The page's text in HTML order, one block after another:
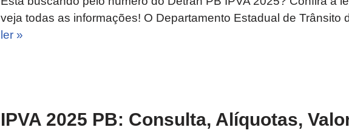
veja todas as informações! O Departamento Estadual de Trânsito
ler »
IPVA 2025 PB: Consulta, Alíquotas,